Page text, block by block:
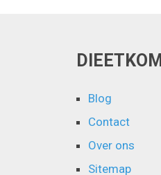
Blog
Contact
Over ons
Sitemap